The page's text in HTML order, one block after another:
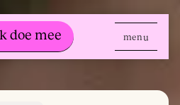
menu
doe mee
doe mee